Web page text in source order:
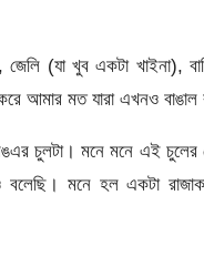
জেলি (যা খুব একটা খাইনা),
আমার মত যারা এখনও বাঙাল
চুলটা। মনে মনে এই চুলের
মনে হল একটা